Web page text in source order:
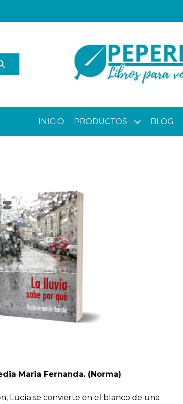
INICIO PRODUCTOS BLOG
Maria Fernanda. (Norma)
Lucía se convierte en el blanco de una